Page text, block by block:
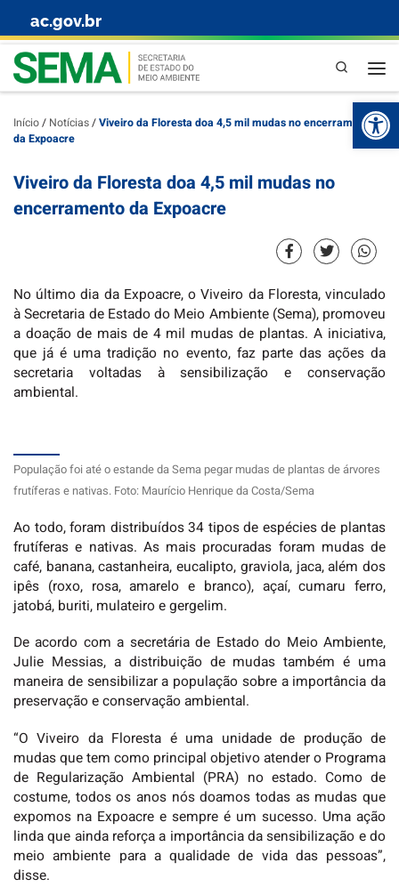
Skip to content
ac.gov.br
Pesquisa
Início/ Notícias/Viveiro da Floresta doa 4,5 mil mudas no encerramento
da Expoacre
Viveiro da Floresta doa 4,5 mil mudas no
encerramento da Expoacre
No último dia da Expoacre, o Viveiro da Floresta, vinculado
à Secretaria de Estado do Meio Ambiente (Sema), promoveu
a doação de mais de 4 mil mudas de plantas. A iniciativa,
que já é uma tradição no evento, faz parte das ações da
secretaria voltadas à sensibilização e conservação
ambiental.
População foi até o estande da Sema pegar mudas de plantas de árvores
frutíferas e nativas. Foto: Maurício Henrique da Costa/Sema
Ao todo, foram distribuídos 34 tipos de espécies de plantas
frutíferas e nativas. As mais procuradas foram mudas de
café, banana, castanheira, eucalipto, graviola, jaca, além dos
ipês (roxo, rosa, amarelo e branco), açaí, cumaru ferro,
jatobá, buriti, mulateiro e gergelim.
De acordo com a secretária de Estado do Meio Ambiente,
Julie Messias, a distribuição de mudas também é uma
maneira de sensibilizar a população sobre a importância da
preservação e conservação ambiental.
“O Viveiro da Floresta é uma unidade de produção de
mudas que tem como principal objetivo atender o Programa
de Regularização Ambiental (PRA) no estado. Como de
costume, todos os anos nós doamos todas as mudas que
expomos na Expoacre e sempre é um sucesso. Uma ação
linda que ainda reforça a importância da sensibilização e do
meio ambiente para a qualidade de vida das pessoas”,
disse.